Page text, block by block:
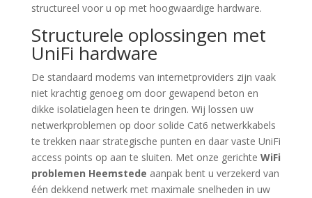
structureel voor u op met hoogwaardige hardware.
Structurele oplossingen met
UniFi hardware
De standaard modems van internetproviders zijn vaak
niet krachtig genoeg om door gewapend beton en
dikke isolatielagen heen te dringen. Wij lossen uw
netwerkproblemen op door solide Cat6 netwerkkabels
te trekken naar strategische punten en daar vaste UniFi
access points op aan te sluiten. Met onze gerichte WiFi
problemen Heemstede aanpak bent u verzekerd van
één dekkend netwerk met maximale snelheden in uw